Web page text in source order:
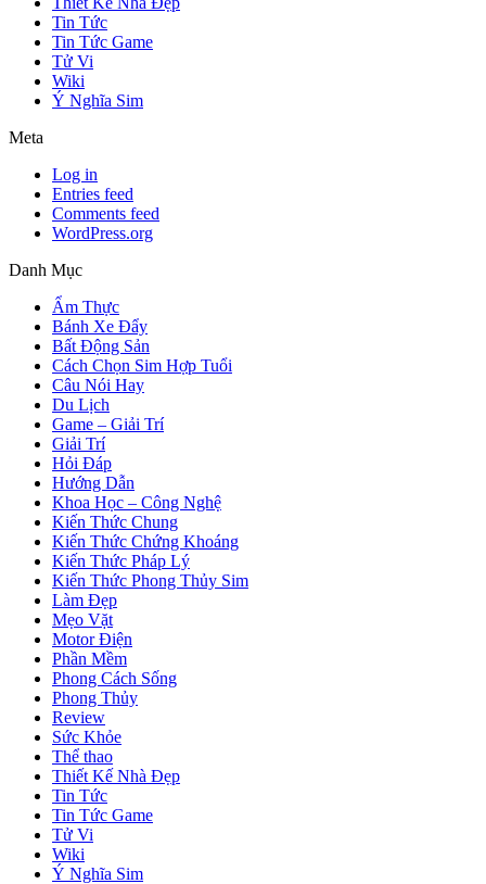
Tin Tức
Tin Tức Game
Tử Vi
Wiki
Ý Nghĩa Sim
Meta
Log in
Entries feed
Comments feed
WordPress.org
Danh Mục
Ẩm Thực
Bánh Xe Đẩy
Bất Động Sản
Cách Chọn Sim Hợp Tuổi
Câu Nói Hay
Du Lịch
Game – Giải Trí
Giải Trí
Hỏi Đáp
Hướng Dẫn
Khoa Học – Công Nghệ
Kiến Thức Chung
Kiến Thức Chứng Khoáng
Kiến Thức Pháp Lý
Kiến Thức Phong Thủy Sim
Làm Đẹp
Mẹo Vặt
Motor Điện
Phần Mềm
Phong Cách Sống
Phong Thủy
Review
Sức Khỏe
Thể thao
Thiết Kế Nhà Đẹp
Tin Tức
Tin Tức Game
Tử Vi
Wiki
Ý Nghĩa Sim